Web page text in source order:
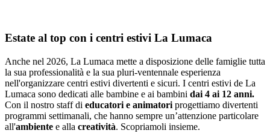
Estate al top con i centri estivi La Lumaca
Anche nel 2026, La Lumaca mette a disposizione delle famiglie tutta
la sua professionalità e la sua pluri-ventennale esperienza
nell'organizzare centri estivi divertenti e sicuri. I centri estivi de La
Lumaca sono dedicati alle bambine e ai bambini dai 4 ai 12 anni.
Con il nostro staff di educatori e animatori progettiamo divertenti
programmi settimanali, che hanno sempre un’attenzione particolare
all'ambiente e alla creatività. Scopriamoli insieme.